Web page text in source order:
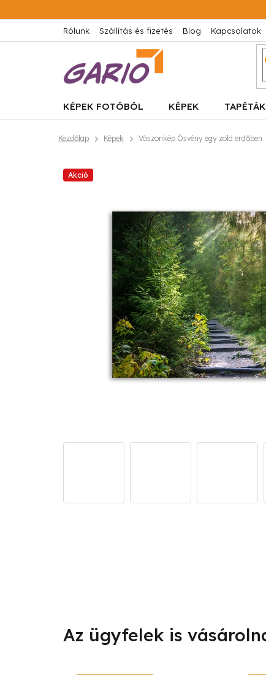
a
tartalomhoz
Rólunk Szállítás és fizetés Blog Kapcsolatok
KÉPEK FOTÓBÓL KÉPEK TAPÉTÁK
Kezdőlap Képek Vászonkép Ösvény egy zöld erdőben
Akció